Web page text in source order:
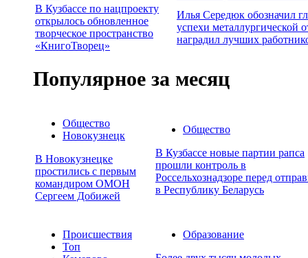
В Кузбассе по нацпроекту
открылось обновленное
творческое пространство
«КнигоТворец»
Илья Середюк обозначил
успехи металлургической
наградил лучших
Популярное за месяц
Общество
Новокузнецк
В Новокузнецке
простились с первым
командиром ОМОН
Сергеем Добижей
Общество
В Кузбассе новые партии рапса
прошли контроль в
Россельхознадзоре перед
в Республику Беларусь
Происшествия
Топ
Образование